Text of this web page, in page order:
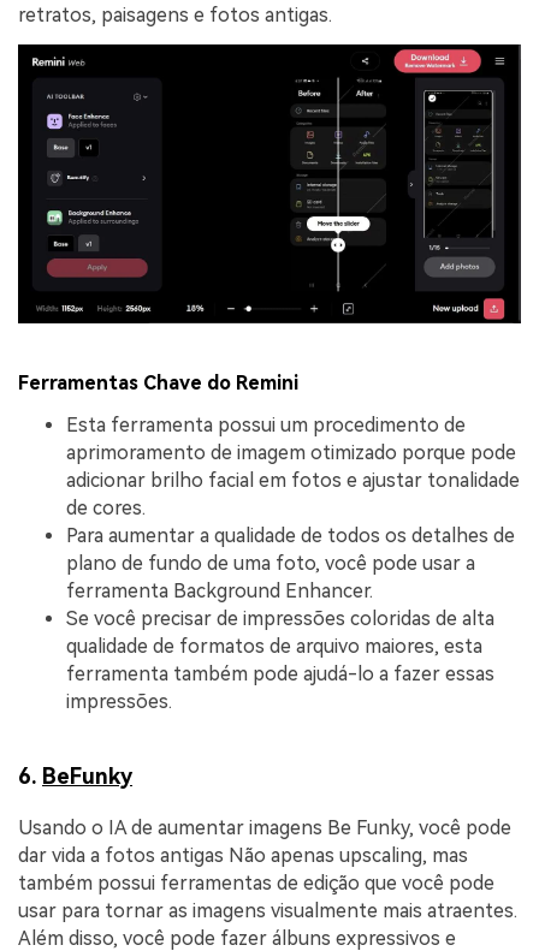
retratos, paisagens e fotos antigas.
Ferramentas Chave do Remini
Esta ferramenta possui um procedimento de
aprimoramento de imagem otimizado porque pode
adicionar brilho facial em fotos e ajustar tonalidade
de cores.
Para aumentar a qualidade de todos os detalhes de
plano de fundo de uma foto, você pode usar a
ferramenta Background Enhancer.
Se você precisar de impressões coloridas de alta
qualidade de formatos de arquivo maiores, esta
ferramenta também pode ajudá-lo a fazer essas
impressões.
6. BeFunky
Usando o IA de aumentar imagens Be Funky, você pode
dar vida a fotos antigas Não apenas upscaling, mas
também possui ferramentas de edição que você pode
usar para tornar as imagens visualmente mais atraentes.
Além disso, você pode fazer álbuns expressivos e